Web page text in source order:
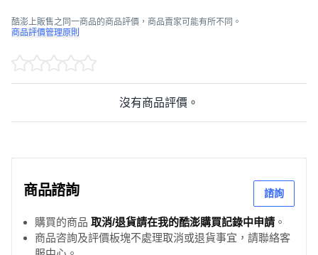
酷澎上販售之同一商品的商品評價，商品賣家可能有所不同。
商品評價管理原則
沒有商品評價。
商品諮詢 諮詢
購買的商品 取消/退貨請在我的酷澎購買記錄中申請 。
商品咨詢及評價板塊不處理取消或退貨事宜，請聯絡客